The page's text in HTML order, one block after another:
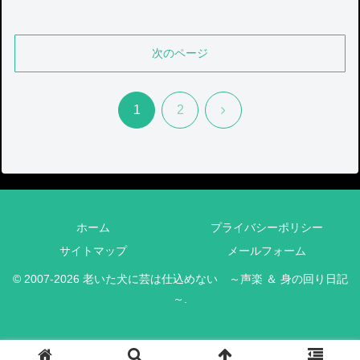
次のページ
1 2 次
ホーム
プライバシーポリシー
サイトマップ
メールフォーム
© 2007-2026 老いた犬に芸は仕込めない ～声楽 ＆ 身の回り日記
～.